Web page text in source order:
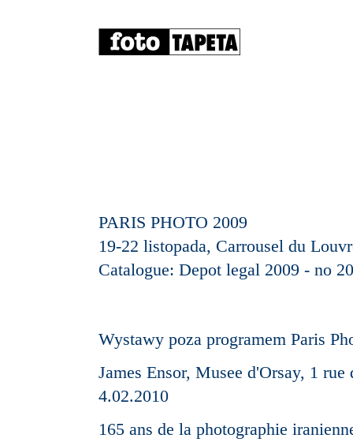
PARIS PHOTO 2009
19-22 listopada, Carrousel du
Catalogue: Depot legal 2009 - no
Wystawy poza programem Paris
James Ensor, Musee d'Orsay, 1
4.02.2010
165 ans de la photographie